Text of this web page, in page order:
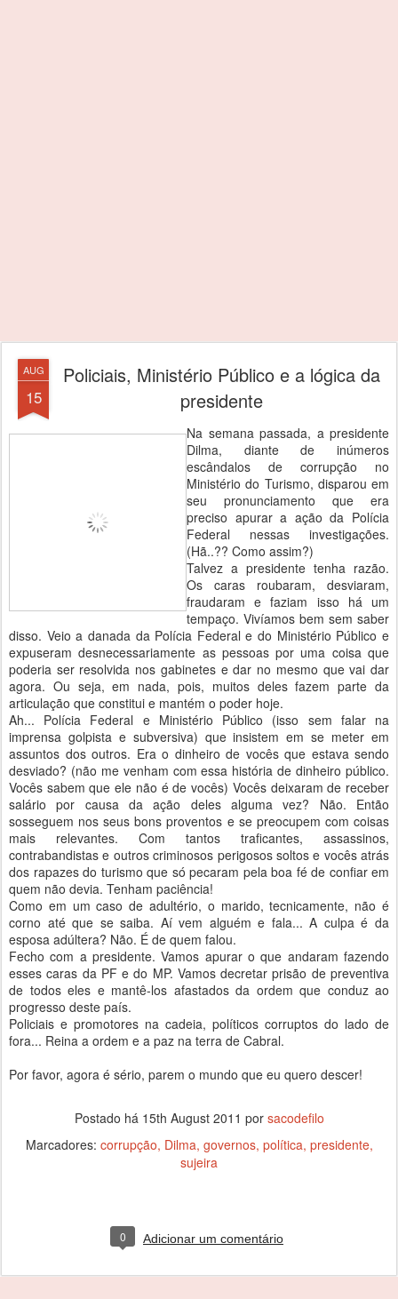
AUG
15
Policiais, Ministério Público e a lógica da
presidente
Na semana passada, a presidente
Dilma, diante de inúmeros
escândalos de corrupção no
Ministério do Turismo, disparou em
seu pronunciamento que era
preciso apurar a ação da Polícia
Federal nessas investigações.
(Hã..?? Como assim?)
Talvez a presidente tenha razão.
Os caras roubaram, desviaram,
fraudaram e faziam isso há um
tempaço. Vivíamos bem sem saber
disso. Veio a danada da Polícia Federal e do Ministério Público e
expuseram desnecessariamente as pessoas por uma coisa que
poderia ser resolvida nos gabinetes e dar no mesmo que vai dar
agora. Ou seja, em nada, pois, muitos deles fazem parte da
articulação que constitui e mantém o poder hoje.
Ah... Polícia Federal e Ministério Público (isso sem falar na
imprensa golpista e subversiva) que insistem em se meter em
assuntos dos outros. Era o dinheiro de vocês que estava sendo
desviado? (não me venham com essa história de dinheiro público.
Vocês sabem que ele não é de vocês) Vocês deixaram de receber
salário por causa da ação deles alguma vez? Não. Então
sosseguem nos seus bons proventos e se preocupem com coisas
mais relevantes. Com tantos traficantes, assassinos,
contrabandistas e outros criminosos perigosos soltos e vocês atrás
dos rapazes do turismo que só pecaram pela boa fé de confiar em
quem não devia. Tenham paciência!
Como em um caso de adultério, o marido, tecnicamente, não é
corno até que se saiba. Aí vem alguém e fala... A culpa é da
esposa adúltera? Não. É de quem falou.
Fecho com a presidente. Vamos apurar o que andaram fazendo
esses caras da PF e do MP. Vamos decretar prisão de preventiva
de todos eles e mantê-los afastados da ordem que conduz ao
progresso deste país.
Policiais e promotores na cadeia, políticos corruptos do lado de
fora... Reina a ordem e a paz na terra de Cabral.
Por favor, agora é sério, parem o mundo que eu quero descer!
Postado há 15th August 2011 por sacodefilo
Marcadores: corrupção Dilma governos política presidente
sujeira
0 Adicionar um comentário